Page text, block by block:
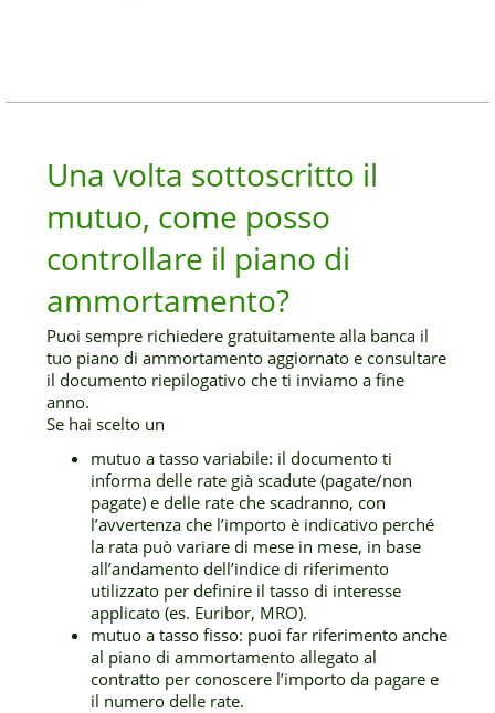
Una volta sottoscritto il
mutuo, come posso
controllare il piano di
ammortamento?
Puoi sempre richiedere gratuitamente alla banca il
tuo piano di ammortamento aggiornato e consultare
il documento riepilogativo che ti inviamo a fine
anno.
Se hai scelto un
mutuo a tasso variabile: il documento ti
informa delle rate già scadute (pagate/non
pagate) e delle rate che scadranno, con
l’avvertenza che l’importo è indicativo perché
la rata può variare di mese in mese, in base
all’andamento dell’indice di riferimento
utilizzato per definire il tasso di interesse
applicato (es. Euribor, MRO).
mutuo a tasso fisso: puoi far riferimento anche
al piano di ammortamento allegato al
contratto per conoscere l’importo da pagare e
il numero delle rate.